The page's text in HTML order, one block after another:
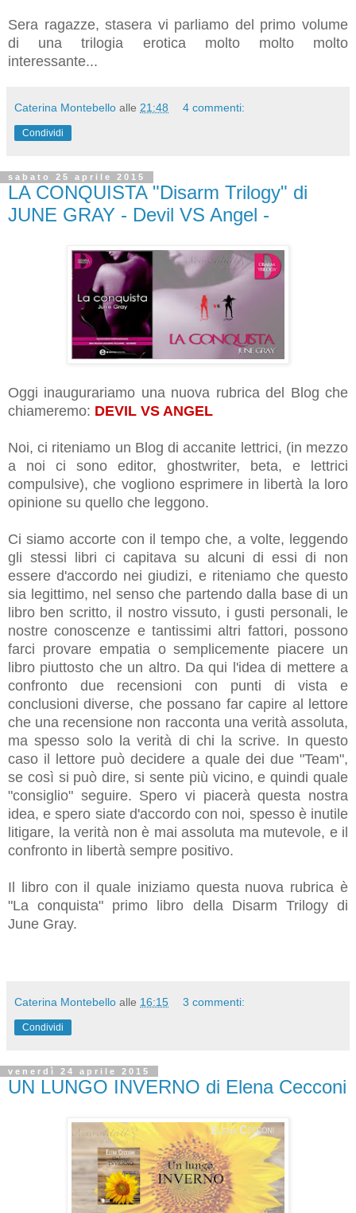
Sera ragazze, stasera vi parliamo del primo volume
di una trilogia erotica molto molto molto
interessante...
Caterina Montebello alle 21:48 4 commenti:
Condividi
sabato 25 aprile 2015
LA CONQUISTA "Disarm Trilogy" di
JUNE GRAY - Devil VS Angel -
Oggi inaugurariamo una nuova rubrica del Blog che
chiameremo: DEVIL VS ANGEL
Noi, ci riteniamo un Blog di accanite lettrici, (in mezzo
a noi ci sono editor, ghostwriter, beta, e lettrici
compulsive), che vogliono esprimere in libertà la loro
opinione su quello che leggono.
Ci siamo accorte con il tempo che, a volte, leggendo
gli stessi libri ci capitava su alcuni di essi di non
essere d'accordo nei giudizi, e riteniamo che questo
sia legittimo, nel senso che partendo dalla base di un
libro ben scritto, il nostro vissuto, i gusti personali, le
nostre conoscenze e tantissimi altri fattori, possono
farci provare empatia o semplicemente piacere un
libro piuttosto che un altro. Da qui l'idea di mettere a
confronto due recensioni con punti di vista e
conclusioni diverse, che possano far capire al lettore
che una recensione non racconta una verità assoluta,
ma spesso solo la verità di chi la scrive. In questo
caso il lettore può decidere a quale dei due "Team",
se così si può dire, si sente più vicino, e quindi quale
"consiglio" seguire. Spero vi piacerà questa nostra
idea, e spero siate d'accordo con noi, spesso è inutile
litigare, la verità non è mai assoluta ma mutevole, e il
confronto in libertà sempre positivo.
Il libro con il quale iniziamo questa nuova rubrica è
"La conquista" primo libro della Disarm Trilogy di
June Gray.
Caterina Montebello alle 16:15 3 commenti:
Condividi
venerdì 24 aprile 2015
UN LUNGO INVERNO di Elena Cecconi